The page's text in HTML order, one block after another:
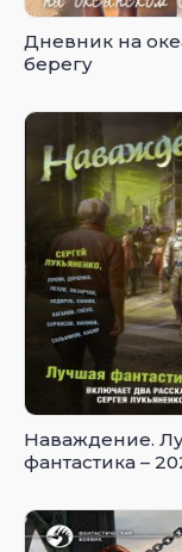
Дневник на
берегу
Наваждение.
фантастика –